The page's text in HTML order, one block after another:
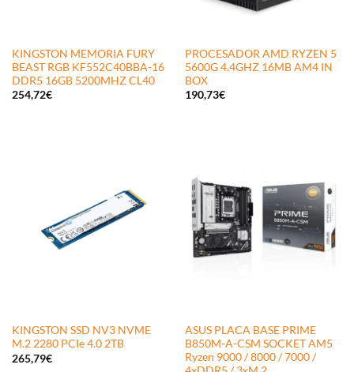
KINGSTON MEMORIA FURY
BEAST RGB KF552C40BBA-16
DDR5 16GB 5200MHZ CL40
254,72€
PROCESADOR AMD RYZEN 5
5600G 4.4GHZ 16MB AM4 IN
BOX
190,73€
KINGSTON SSD NV3 NVME
M.2 2280 PCIe 4.0 2TB
265,79€
ASUS PLACA BASE PRIME
B850M-A-CSM SOCKET AM5
Ryzen 9000 / 8000 / 7000 /